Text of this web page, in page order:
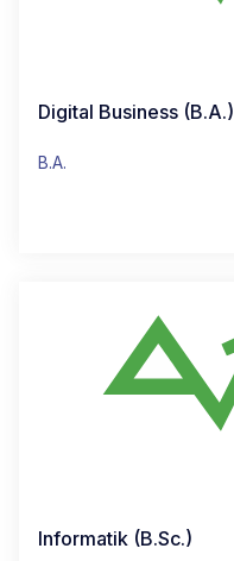
Digital Business (B.A.)
B.A.
Informatik (B.Sc.)